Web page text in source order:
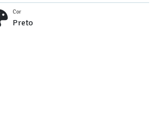
Cor
Preto